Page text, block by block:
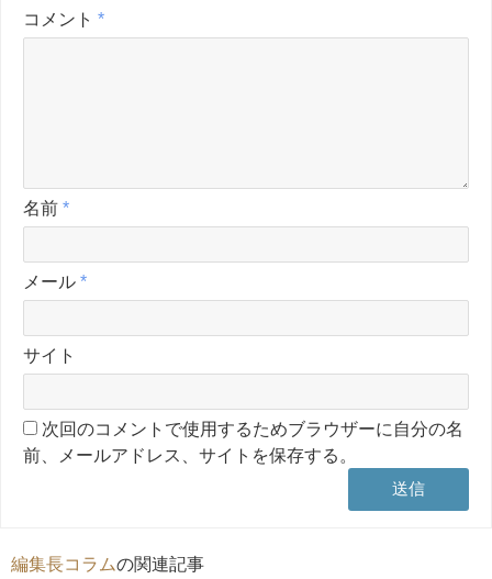
コメント *
名前 *
メール *
サイト
次回のコメントで使用するためブラウザーに自分の名
前、メールアドレス、サイトを保存する。
編集長コラムの関連記事